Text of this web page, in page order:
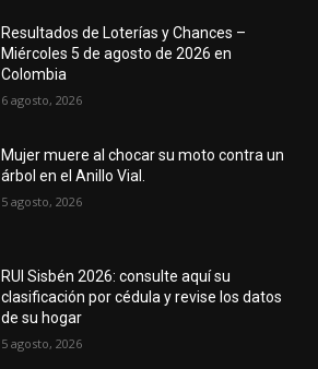
Resultados de Loterías y Chances –
Miércoles 5 de agosto de 2026 en
Colombia
6 agosto, 2026
Mujer muere al chocar su moto contra un
árbol en el Anillo Vial.
5 agosto, 2026
RUI Sisbén 2026: consulte aquí su
clasificación por cédula y revise los datos
de su hogar
5 agosto, 2026